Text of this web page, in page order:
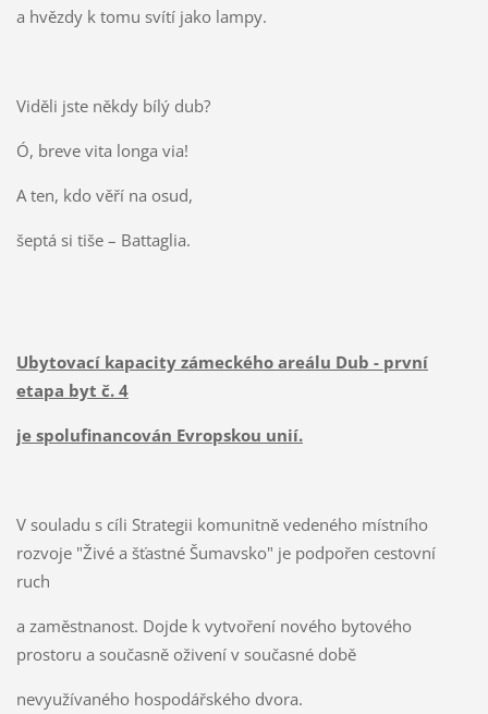
a hvězdy k tomu svítí jako lampy.
Viděli jste někdy bílý dub?
Ó, breve vita longa via!
A ten, kdo věří na osud,
šeptá si tiše – Battaglia.
Ubytovací kapacity zámeckého areálu Dub - první
etapa byt č. 4
je spolufinancován Evropskou unií.
V souladu s cíli Strategii komunitně vedeného místního
rozvoje "Živé a šťastné Šumavsko" je podpořen cestovní
ruch
a zaměstnanost. Dojde k vytvoření nového bytového
prostoru a současně oživení v současné době
nevyužívaného hospodářského dvora.